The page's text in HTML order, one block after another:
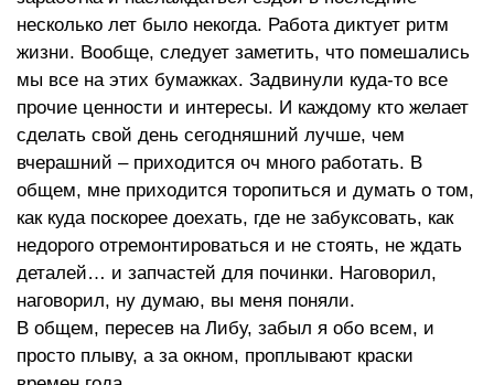
несколько лет было некогда. Работа диктует ритм
жизни. Вообще, следует заметить, что помешались
мы все на этих бумажках. Задвинули куда-то все
прочие ценности и интересы. И каждому кто желает
сделать свой день сегодняшний лучше, чем
вчерашний – приходится оч много работать. В
общем, мне приходится торопиться и думать о том,
как куда поскорее доехать, где не забуксовать, как
недорого отремонтироваться и не стоять, не ждать
деталей… и запчастей для починки. Наговорил,
наговорил, ну думаю, вы меня поняли.
В общем, пересев на Либу, забыл я обо всем, и
просто плыву, а за окном, проплывают краски